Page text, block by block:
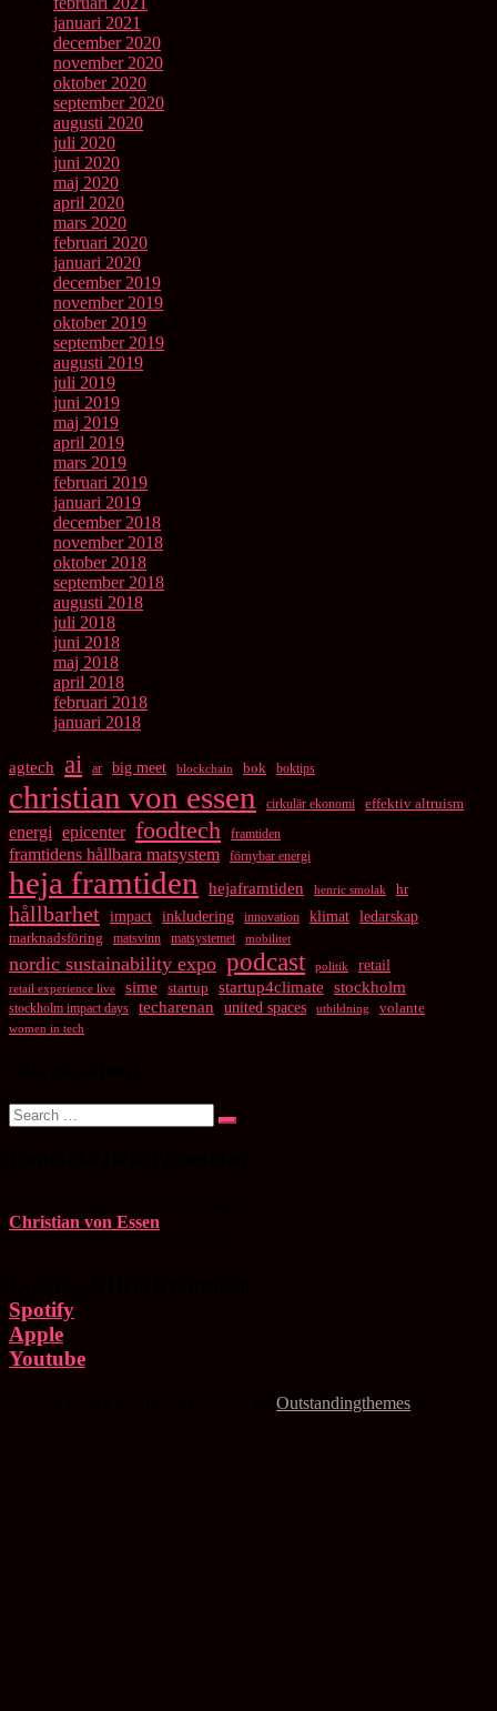
januari 2021
december 2020
november 2020
oktober 2020
september 2020
augusti 2020
juli 2020
juni 2020
maj 2020
april 2020
mars 2020
februari 2020
januari 2020
december 2019
november 2019
oktober 2019
september 2019
augusti 2019
juli 2019
juni 2019
maj 2019
april 2019
mars 2019
februari 2019
januari 2019
december 2018
november 2018
oktober 2018
september 2018
augusti 2018
juli 2018
juni 2018
maj 2018
april 2018
februari 2018
januari 2018
agtech ai ar big meet blockchain bok boktips
christian von essen cirkulär ekonomi effektiv altruism
energi epicenter foodtech framtiden
framtidens hållbara matsystem förnybar energi
heja framtiden hejaframtiden henric smolak hr
hållbarhet impact inkludering innovation klimat ledarskap
marknadsföring matsvinn matsystemet mobilitet
nordic sustainability expo podcast politik retail
retail experience live sime startup startup4climate stockholm
stockholm impact days techarenan united spaces utbildning volante
women in tech
Search
for:
Search
Christian von Essen
Spotify
Apple
Youtube
Outstandingthemes